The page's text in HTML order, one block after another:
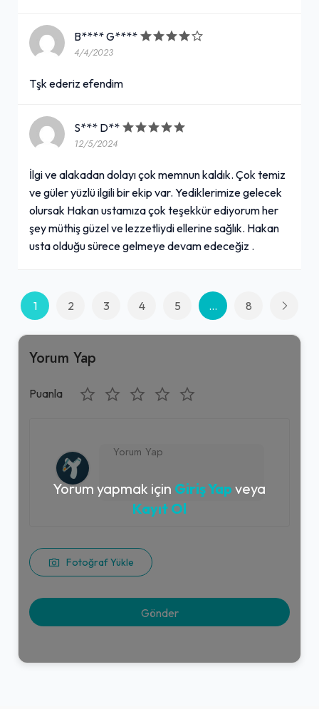
B**** G****
4/4/2023
Tşk ederiz efendim
S*** D**
12/5/2024
İlgi ve alakadan dolayı çok memnun kaldık. Çok temiz
ve güler yüzlü ilgili bir ekip var. Yediklerimize gelecek
olursak Hakan ustamıza çok teşekkür ediyorum her
şey müthiş güzel ve lezzetliydi ellerine sağlık. Hakan
usta olduğu sürece gelmeye devam edeceğiz .
1 2 3 4 5 ... 8
Yorum Yap
Puanla
Fotoğraf Yükle
Yorum yapmak için Giriş Yap veya
Kayıt Ol